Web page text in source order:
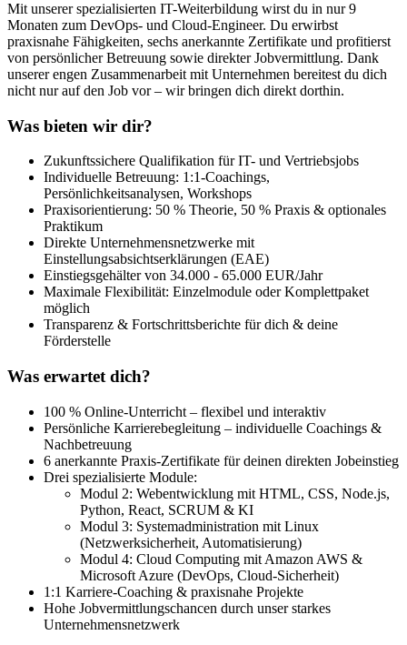
Mit unserer spezialisierten IT-Weiterbildung wirst du in nur 9
Monaten zum DevOps- und Cloud-Engineer. Du erwirbst
praxisnahe Fähigkeiten, sechs anerkannte Zertifikate und profitierst
von persönlicher Betreuung sowie direkter Jobvermittlung. Dank
unserer engen Zusammenarbeit mit Unternehmen bereitest du dich
nicht nur auf den Job vor – wir bringen dich direkt dorthin.
Was bieten wir dir?
Zukunftssichere Qualifikation für IT- und Vertriebsjobs
Individuelle Betreuung: 1:1-Coachings,
Persönlichkeitsanalysen, Workshops
Praxisorientierung: 50 % Theorie, 50 % Praxis & optionales
Praktikum
Direkte Unternehmensnetzwerke mit
Einstellungsabsichtserklärungen (EAE)
Einstiegsgehälter von 34.000 - 65.000 EUR/Jahr
Maximale Flexibilität: Einzelmodule oder Komplettpaket
möglich
Transparenz & Fortschrittsberichte für dich & deine
Förderstelle
Was erwartet dich?
100 % Online-Unterricht – flexibel und interaktiv
Persönliche Karrierebegleitung – individuelle Coachings &
Nachbetreuung
6 anerkannte Praxis-Zertifikate für deinen direkten Jobeinstieg
Drei spezialisierte Module:
Modul 2: Webentwicklung mit HTML, CSS, Node.js,
Python, React, SCRUM & KI
Modul 3: Systemadministration mit Linux
(Netzwerksicherheit, Automatisierung)
Modul 4: Cloud Computing mit Amazon AWS &
Microsoft Azure (DevOps, Cloud-Sicherheit)
1:1 Karriere-Coaching & praxisnahe Projekte
Hohe Jobvermittlungschancen durch unser starkes
Unternehmensnetzwerk